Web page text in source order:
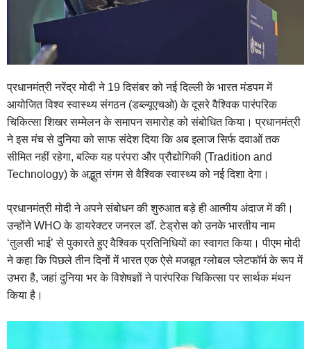
प्रधानमंत्री नरेंद्र मोदी ने 19 दिसंबर को नई दिल्ली के भारत मंडपम में
आयोजित विश्व स्वास्थ्य संगठन (डब्ल्यूएचओ) के दूसरे वैश्विक पारंपरिक
चिकित्सा शिखर सम्मेलन के समापन समारोह को संबोधित किया। प्रधानमंत्री
ने इस मंच से दुनिया को साफ संदेश दिया कि अब इलाज सिर्फ दवाओं तक
सीमित नहीं रहेगा, बल्कि यह परंपरा और प्रौद्योगिकी (Tradition and
Technology) के अद्भुत संगम से वैश्विक स्वास्थ्य को नई दिशा देगा।
प्रधानमंत्री मोदी ने अपने संबोधन की शुरुआत बड़े ही आत्मीय अंदाज में की।
उन्होंने WHO के डायरेक्टर जनरल डॉ. टेड्रोस को उनके भारतीय नाम
‘तुलसी भाई’ से पुकारते हुए वैश्विक प्रतिनिधियों का स्वागत किया। पीएम मोदी
ने कहा कि पिछले तीन दिनों में भारत एक ऐसे मजबूत ग्लोबल प्लेटफॉर्म के रूप में
उभरा है, जहां दुनिया भर के विशेषज्ञों ने पारंपरिक चिकित्सा पर सार्थक मंथन
किया है।